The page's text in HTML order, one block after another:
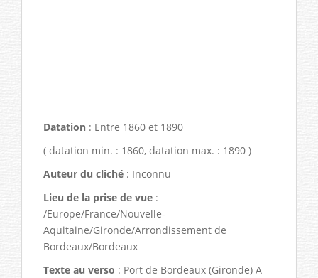
Datation : Entre 1860 et 1890
( datation min. : 1860, datation max. : 1890 )
Auteur du cliché : Inconnu
Lieu de la prise de vue :
/Europe/France/Nouvelle-
Aquitaine/Gironde/Arrondissement de
Bordeaux/Bordeaux
Texte au verso : Port de Bordeaux (Gironde) A